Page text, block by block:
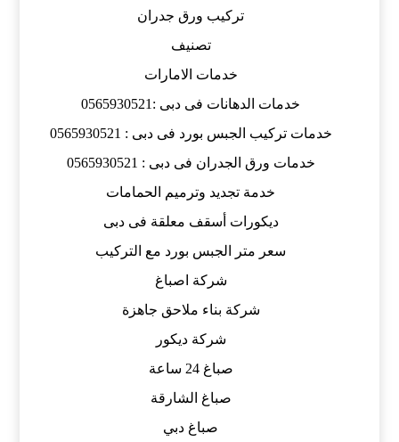
تركيب ورق جدران
تصنيف
خدمات الامارات
خدمات الدهانات فى دبى :0565930521
خدمات تركيب الجبس بورد فى دبى : 0565930521
خدمات ورق الجدران فى دبى : 0565930521
خدمة تجديد وترميم الحمامات
ديكورات أسقف معلقة فى دبى
سعر متر الجبس بورد مع التركيب
شركة اصباغ
شركة بناء ملاحق جاهزة
شركة ديكور
صباغ 24 ساعة
صباغ الشارقة
صباغ دبي